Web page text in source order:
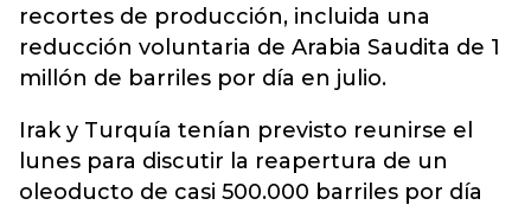
recortes de producción, incluida una
reducción voluntaria de Arabia Saudita de 1
millón de barriles por día en julio.
Irak y Turquía tenían previsto reunirse el
lunes para discutir la reapertura de un
oleoducto de casi 500.000 barriles por día